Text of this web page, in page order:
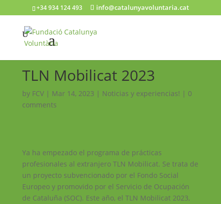
+34 934 124 493 info@catalunyavoluntaria.cat
TLN Mobilicat 2023
by FCV| Mar 14, 2023 | Noticias y experiencias! | 0
comments
Ya ha empezado el programa de prácticas
profesionales al extranjero TLN Mobilicat. Se trata de
un proyecto subvencionado por el Fondo Social
Europeo y promovido por el Servicio de Ocupación
de Cataluña (SOC). Este año, el TLN Mobilicat 2023,